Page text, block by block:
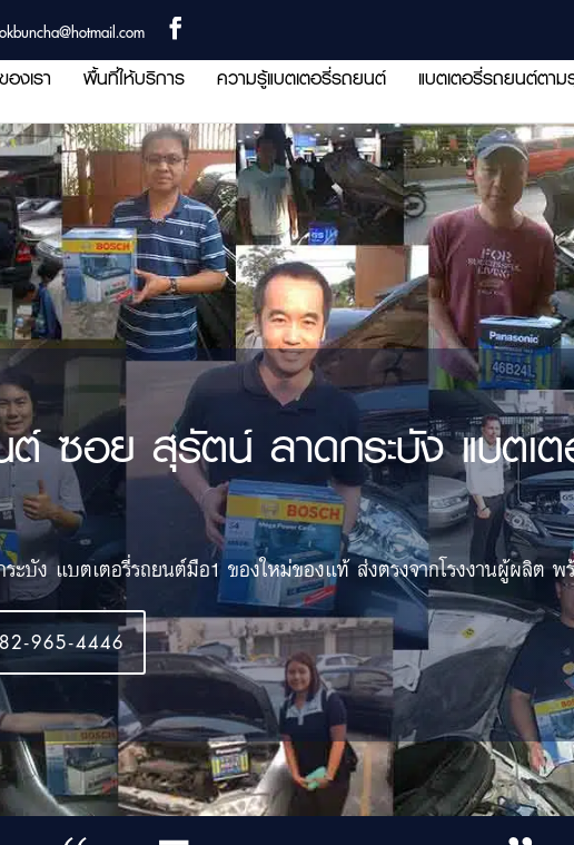
งเรา พื้นที่ให้บริการ ความรู้แบตเตอรี่รถยนต์ แบตเตอรี่รถยนต์ตา
ซอย สุรัตน์ ลาดกระบัง แบตเต
บัง แบตเตอรี่รถยนต์มือ1 ของใหม่ของแท้ ส่งตรงจากโรงงานผู้ผลิต พ
965-4446